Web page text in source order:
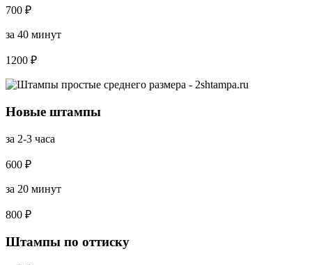
700 ₽
за 40 минут
1200 ₽
Новые штампы
за 2-3 часа
600 ₽
за 20 минут
800 ₽
Штампы по оттиску